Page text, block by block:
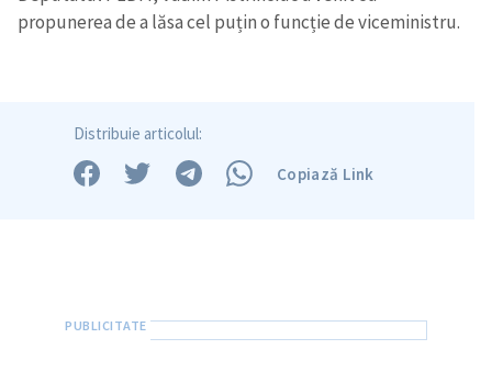
propunerea de a lăsa cel puțin o funcție de viceministru.
Distribuie articolul:
Copiază Link